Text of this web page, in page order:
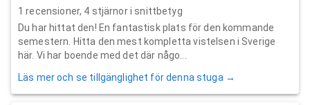
1 recensioner, 4 stjärnor i snittbetyg
Du har hittat den! En fantastisk plats för den kommande
semestern. Hitta den mest kompletta vistelsen i Sverige
här. Vi har boende med det där någo...
Läs mer och se tillgänglighet för denna stuga →